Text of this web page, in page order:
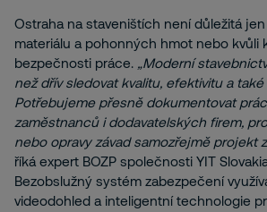
Ostraha na staveništích není důležitá
materiálu a pohonných hmot nebo kvůli
bezpečnosti práce. „Moderní
než dřív sledovat kvalitu, efektivitu a
Potřebujeme přesně dokumentovat
zaměstnanců i dodavatelských firem,
nebo opravy závad samozřejmě projekt
říká expert BOZP společnosti YIT
Bezobslužný systém zabezpečení
videodohled a inteligentní technologie